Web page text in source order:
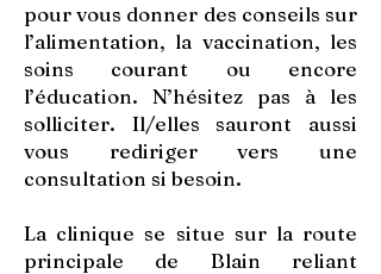
pour vous donner des conseils sur
l’alimentation, la vaccination, les
soins courant ou encore
l’éducation. N’hésitez pas à les
solliciter. Il/elles sauront aussi
vous rediriger vers une
consultation si besoin.
La clinique se situe sur la route
principale de Blain reliant